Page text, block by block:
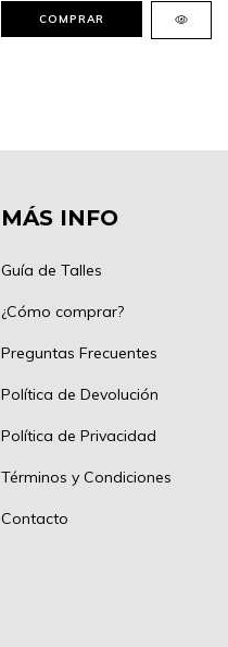
COMPRAR
MÁS INFO
Guía de Talles
¿Cómo comprar?
Preguntas Frecuentes
Política de Devolución
Política de Privacidad
Términos y Condiciones
Contacto